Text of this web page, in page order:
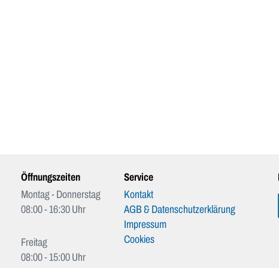
Öffnungszeiten
Montag - Donnerstag
08:00 - 16:30 Uhr
Freitag
08:00 - 15:00 Uhr
Service
Kontakt
AGB & Datenschutzerklärung
Impressum
Cookies